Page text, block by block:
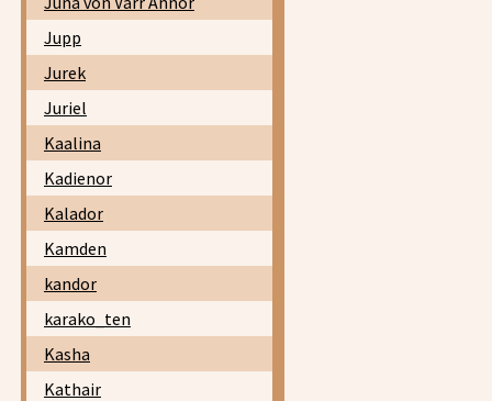
Jupp
Jurek
Juriel
Kaalina
Kadienor
Kalador
Kamden
kandor
karako_ten
Kasha
Kathair